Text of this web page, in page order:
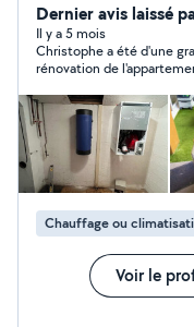
climatisation. Dépannage rapide de vos canalisations
Dépannage rapide
Entretien et maintenance Installation
radiateurs,
à granulés etc.) Ramoneur fumiste Travail soigné et
conforme aux normes Basé à La Colle Sur Loup ,
déplace rapidement
gratuits , conseils
mes
Dernier avis laissé
Il y a 5 mois
Christophe a été d'une
rénovation de l'appartement de
besoins, il est très
+++
Chauffage ou
Voir le